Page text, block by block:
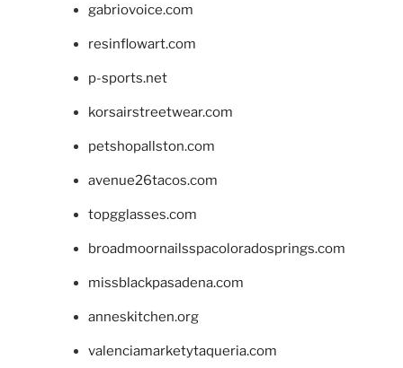
gabriovoice.com
resinflowart.com
p-sports.net
korsairstreetwear.com
petshopallston.com
avenue26tacos.com
topgglasses.com
broadmoornailsspacoloradosprings.com
missblackpasadena.com
anneskitchen.org
valenciamarketytaqueria.com